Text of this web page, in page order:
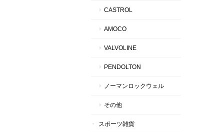
CASTROL
AMOCO
VALVOLINE
PENDOLTON
ノーマンロックウェル
その他
スポーツ雑貨